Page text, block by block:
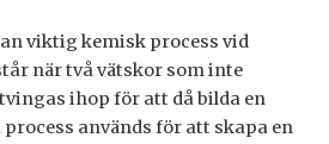
viktig kemisk process vid
när två vätskor som inte
ihop för att då bilda en
används för att skapa en